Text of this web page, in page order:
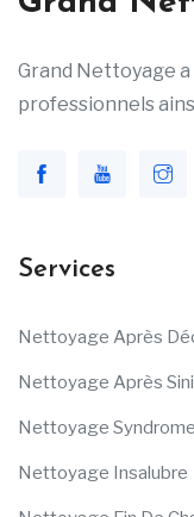
Grand Nettoyage
professionnels
Services
Nettoyage Après
Nettoyage Après
Nettoyage
Nettoyage Insalubre